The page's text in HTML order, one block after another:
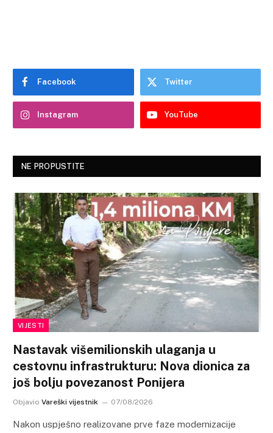
Facebook Twitter
Instagram YouTube
NE PROPUSTITE
VIJESTI
Nastavak višemilionskih ulaganja u
cestovnu infrastrukturu: Nova dionica za
još bolju povezanost Ponijera
Objavio Vareški vijestnik 07/08/2026
Nakon uspješno realizovane prve faze modernizacije